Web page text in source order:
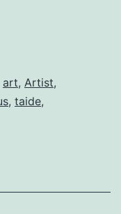
art, Artist,
, taide,